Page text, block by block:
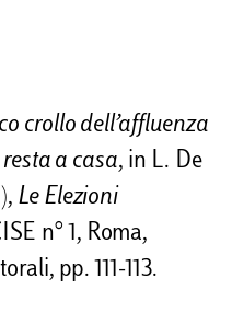
crollo dell’affluenza
a casa, in L. De
Le Elezioni
n° 1, Roma,
pp. 111-113.